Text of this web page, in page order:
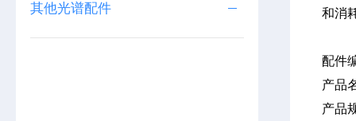
其他光谱配件
和消
配件
产品
产品